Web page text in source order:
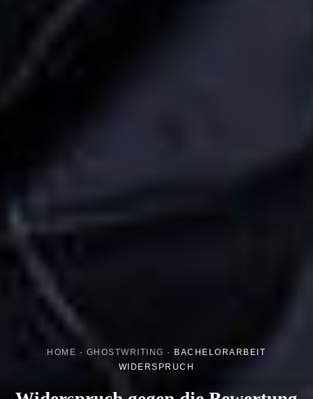
HOME · GHOSTWRITING · BACHELORARBEIT
WIDERSPRUCH